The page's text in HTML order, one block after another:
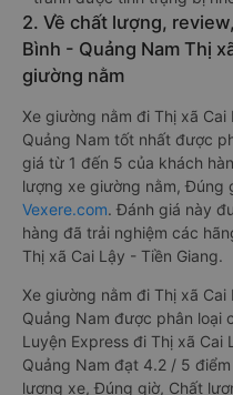
2. Về chất lượng,
Bình - Quảng Nam Thị
giường nằm
Xe giường nằm đi Thị xã
Quảng Nam tốt nhất được
giá từ 1 đến 5 của khách
lượng xe giường nằm, Đúng
Vexere.com. Đánh giá này
hàng đã trải nghiệm các
Thị xã Cai Lậy - Tiền Giang.
Xe giường nằm đi Thị xã
Quảng Nam được phân loại
Luyện Express đi Thị xã Cai
Quảng Nam đạt 4.2 / 5
lượng xe, Đúng giờ, Chất